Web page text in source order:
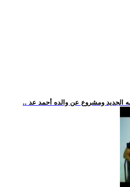
الجديد ومشروع عن والده أحمد عد